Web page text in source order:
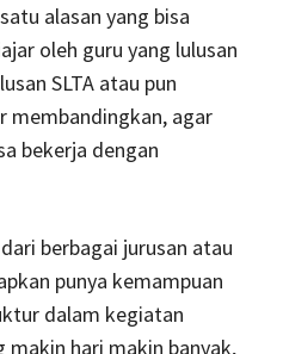
alasan yang bisa
oleh guru yang lulusan
SLTA atau pun
membandingkan, agar
bekerja dengan
berbagai jurusan atau
punya kemampuan
dalam kegiatan
makin hari makin banyak,